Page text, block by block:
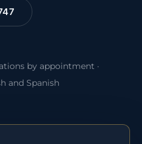
by appointment ·
and Spanish